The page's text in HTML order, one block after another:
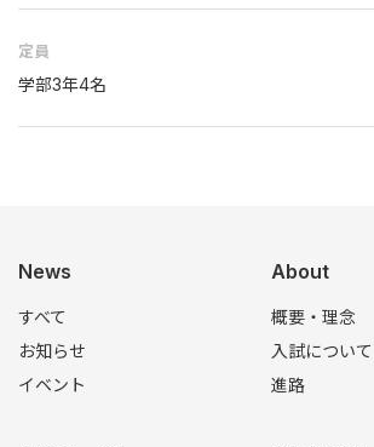
定員
学部3年4名
News
すべて
お知らせ
イベント
About
概要・理念
入試について
進路